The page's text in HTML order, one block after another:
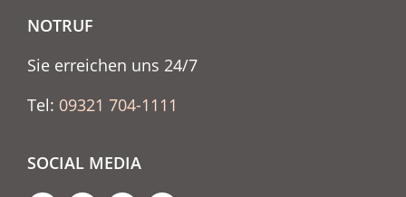
NOTRUF
Sie erreichen uns 24/7
Tel: 09321 704-1111
SOCIAL MEDIA